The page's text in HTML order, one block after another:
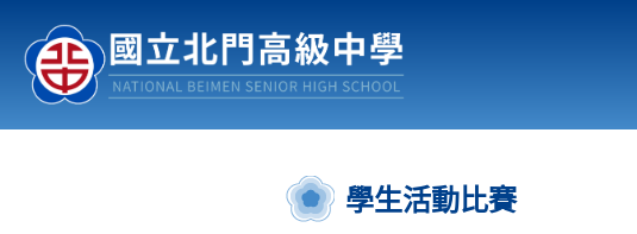
認識北中 行事曆
:::
學生活動比賽